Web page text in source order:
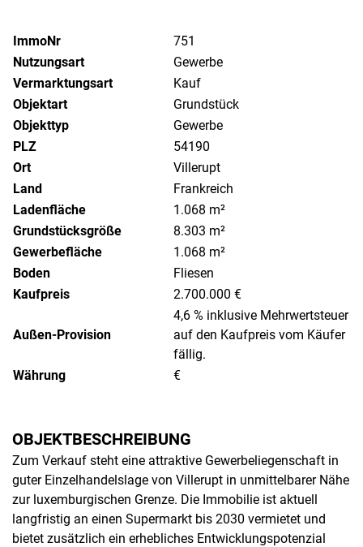
ImmoNr
751
Nutzungsart
Gewerbe
Vermarktungsart
Kauf
Objektart
Grundstück
Objekttyp
Gewerbe
PLZ
54190
Ort
Villerupt
Land
Frankreich
Ladenfläche
1.068 m²
Grundstücksgröße
8.303 m²
Gewerbefläche
1.068 m²
Boden
Fliesen
Kaufpreis
2.700.000 €
Außen-Provision
4,6 % inklusive Mehrwertsteuer
auf den Kaufpreis vom Käufer
fällig.
Währung
€
OBJEKTBESCHREIBUNG
Zum Verkauf steht eine attraktive Gewerbeliegenschaft in
guter Einzelhandelslage von Villerupt in unmittelbarer Nähe
zur luxemburgischen Grenze. Die Immobilie ist aktuell
langfristig an einen Supermarkt bis 2030 vermietet und
bietet zusätzlich ein erhebliches Entwicklungspotenzial